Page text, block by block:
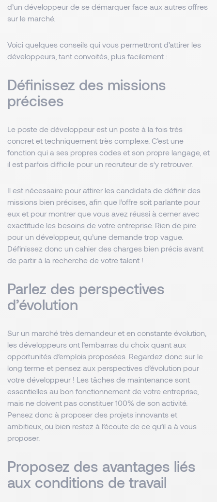
d’un développeur de se démarquer face aux autres offres
sur le marché.
Voici quelques conseils qui vous permettront d’attirer les
développeurs, tant convoités, plus facilement :
Définissez des missions
précises
Le poste de développeur est un poste à la fois très
concret et techniquement très complexe. C’est une
fonction qui a ses propres codes et son propre langage, et
il est parfois difficile pour un recruteur de s’y retrouver.
Il est nécessaire pour attirer les candidats de définir des
missions bien précises, afin que l’offre soit parlante pour
eux et pour montrer que vous avez réussi à cerner avec
exactitude les besoins de votre entreprise. Rien de pire
pour un développeur, qu’une demande trop vague.
Définissez donc un cahier des charges bien précis avant
de partir à la recherche de votre talent !
Parlez des perspectives
d’évolution
Sur un marché très demandeur et en constante évolution,
les développeurs ont l’embarras du choix quant aux
opportunités d’emplois proposées. Regardez donc sur le
long terme et pensez aux perspectives d’évolution pour
votre développeur ! Les tâches de maintenance sont
essentielles au bon fonctionnement de votre entreprise,
mais ne doivent pas constituer 100% de son activité.
Pensez donc à proposer des projets innovants et
ambitieux, ou bien restez à l’écoute de ce qu’il a à vous
proposer.
Proposez des avantages liés
aux conditions de travail